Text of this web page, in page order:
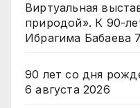
Виртуальная
природой». К 90-
Ибрагима Бабаева
90 лет со дня
6 августа 2026